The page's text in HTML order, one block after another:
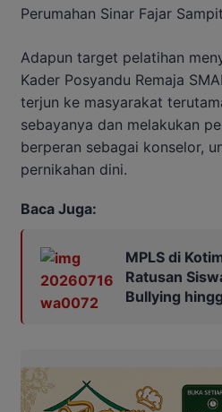
Perumahan Sinar Fajar
Adapun target pelatihan
Kader Posyandu Remaja
terjun ke masyarakat
sebayanya dan melakukan
berperan sebagai konselor,
pernikahan dini.
Baca Juga:
MPLS di
Ratusan
Bullying